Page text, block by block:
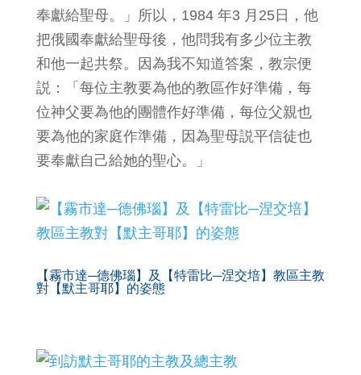
奉獻給聖母。」所以，1984 年3 月25日，他
把俄國奉獻給聖母後，他問我有多少位主教
和他一起共祭。因為我不知道答案，教宗便
説：「每位主教要為他的教區作好準備，每
位神父要為他的團體作好準備，每位父親也
要為他的家庭作準備，因為聖母説平信徒也
要奉獻自己給她的聖心。」
【霧市達─德佛瑙】及【特雷比─涅交培】教區主教
對【默主哥耶】的姿態